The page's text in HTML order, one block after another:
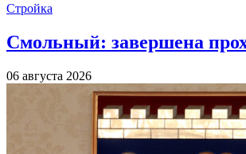
Стройка
Смольный: завершена
06 августа 2026